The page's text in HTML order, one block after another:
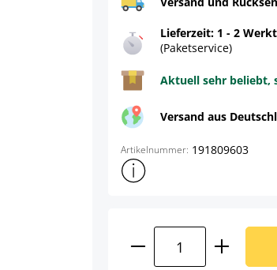
Lieferzeit: 1 - 2
(Paketservice)
Aktuell sehr beliebt,
Versand aus
Artikelnummer: 191809603
Weitere
Produkt Anzahl: